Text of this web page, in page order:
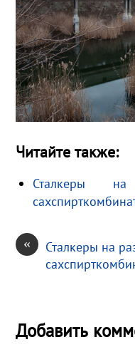
Читайте также:
Сталкеры на
«
Сталкеры на
Добавить